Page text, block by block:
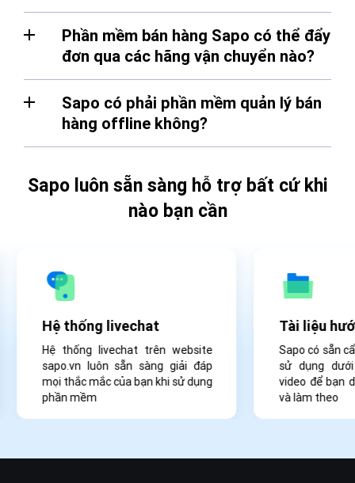
Phần mềm bán hàng Sapo có thể đẩy
đơn qua các hãng vận chuyển nào?
Sapo có phải phần mềm quản lý bán
hàng offline không?
Sapo luôn sẵn sàng hỗ trợ bất cứ khi
nào bạn cần
Hệ thống livechat
Hệ thống livechat trên website
sapo.vn luôn sẵn sàng giải đáp
mọi thắc mắc của bạn khi sử dụng
phần mềm
Tài liệu
Sapo có sẵn
sử dụng
video để bạn
và làm theo